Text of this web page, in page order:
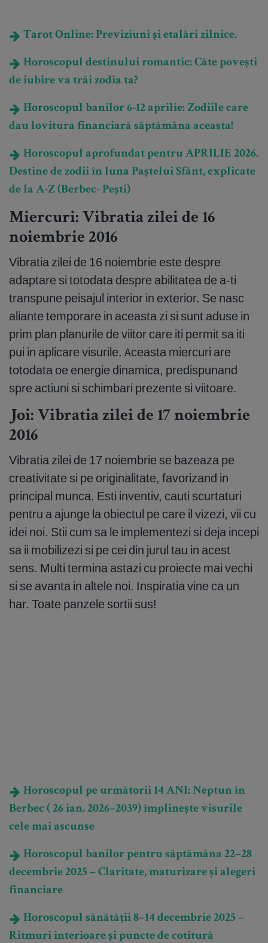
Tarot Online: Previziuni și etalări zilnice.
Horoscopul destinului romantic: Câte povești
de iubire va trăi zodia ta?
Horoscopul banilor 6-12 aprilie: Zodiile care
dau lovitura financiară săptămâna aceasta!
Horoscopul aprofundat pentru APRILIE 2026.
Destine de zodii în luna Paștelui Sfânt, explicate
de la A-Z (Berbec- Pești)
Miercuri: Vibratia zilei de 16
noiembrie 2016
Vibratia zilei de 16 noiembrie este despre
adaptare si totodata despre abilitatea de a-ti
transpune peisajul interior in exterior. Se nasc
aliante temporare in aceasta zi si sunt aduse in
prim plan planurile de viitor care iti permit sa iti
pui in aplicare visurile. Aceasta miercuri are
totodata oe energie dinamica, predispunand
spre actiuni si schimbari prezente si viitoare.
Joi: Vibratia zilei de 17 noiembrie
2016
Vibratia zilei de 17 noiembrie se bazeaza pe
creativitate si pe originalitate, favorizand in
principal munca. Esti inventiv, cauti scurtaturi
pentru a ajunge la obiectul pe care il vizezi, vii cu
idei noi. Stii cum sa le implementezi si deja incepi
sa ii mobilizezi si pe cei din jurul tau in acest
sens. Multi termina astazi cu proiecte mai vechi
si se avanta in altele noi. Inspiratia vine ca un
har. Toate panzele sortii sus!
Horoscopul pe următorii 14 ANI: Neptun în
Berbec ( 26 ian. 2026–2039) împlinește visurile
cele mai ascunse
Horoscopul banilor pentru săptămâna 22–28
decembrie 2025 – Claritate, maturizare și alegeri
financiare
Horoscopul sănătății 8–14 decembrie 2025 –
Ritmuri interioare și puncte de cotitură